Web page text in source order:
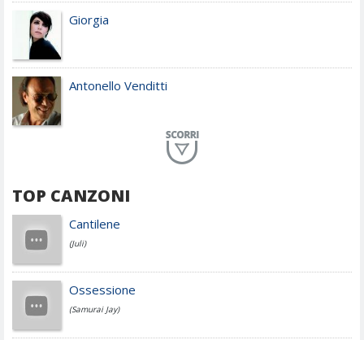
Giorgia
Antonello Venditti
Achille Lauro
Cesare Cremonini
TOP CANZONI
Cantilene
(Juli)
Ossessione
(Samurai Jay)